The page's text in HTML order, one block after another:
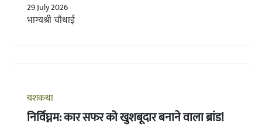
29 July 2026
भाग्यश्री चौथाई
यशकथा
निर्विघ्नम: कार सफर को खुशबूदार बनाने वाला ब्रांड!